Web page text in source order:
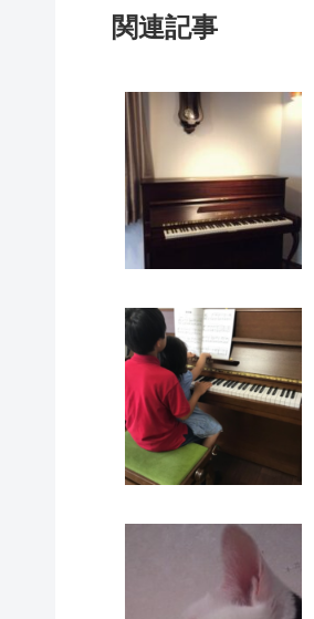
関連記事